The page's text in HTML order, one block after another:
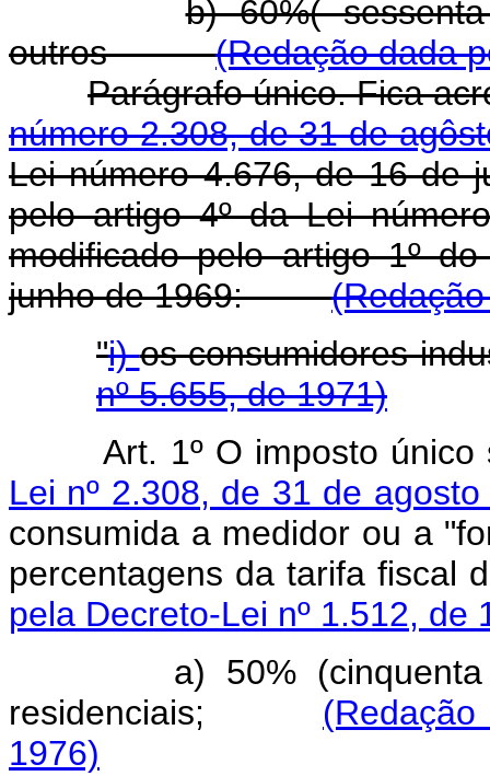
b) 60%(
outros(Redação dada
Parágrafo único. Fica
número 2.308, de 31 de
Lei número 4.676, de 16 de
pelo artigo 4º da Lei
modificado pelo artigo 1º
junho de 1969:
"i)os consumidores
nº 5.655, de 1971)
Art. 1º O imposto
Lei nº 2.308, de 31 de
consumida a medidor ou a
percentagens da tarifa
pela Decreto-Lei nº 1.512, de
a) 50%
residenciais;
1976)